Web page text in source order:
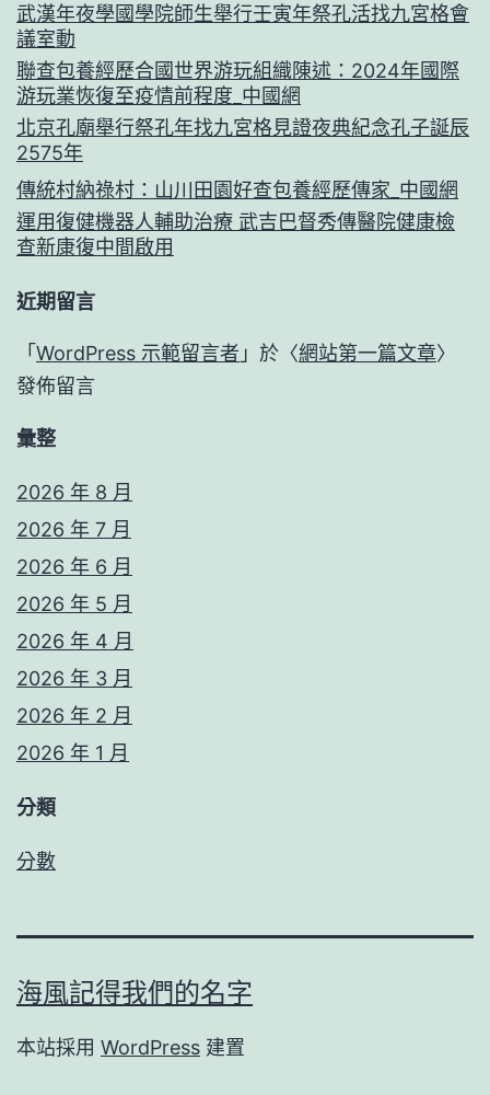
武漢年夜學國學院師生舉行壬寅年祭孔活找九宮格會
議室動
聯查包養經歷合國世界游玩組織陳述：2024年國際
游玩業恢復至疫情前程度_中國網
北京孔廟舉行祭孔年找九宮格見證夜典紀念孔子誕辰
2575年
傳統村納祿村：山川田園好查包養經歷傳家_中國網
運用復健機器人輔助治療 武吉巴督秀傳醫院健康檢
查新康復中間啟用
近期留言
「 WordPress 示範留言者 」於〈網站第一篇文章〉
發佈留言
彙整
2026 年 8 月
2026 年 7 月
2026 年 6 月
2026 年 5 月
2026 年 4 月
2026 年 3 月
2026 年 2 月
2026 年 1 月
分類
分數
海風記得我們的名字
本站採用 WordPress 建置